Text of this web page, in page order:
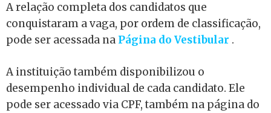
A relação completa dos candidatos que
conquistaram a vaga, por ordem de classificação,
pode ser acessada na Página do Vestibular .
A instituição também disponibilizou o
desempenho individual de cada candidato. Ele
pode ser acessado via CPF, também na página do